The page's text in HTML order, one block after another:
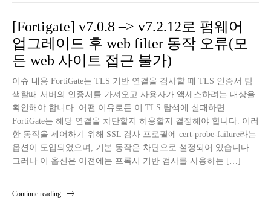
[Fortigate] v7.0.8 –> v7.2.12로 펌웨어
업그레이드 후 web filter 동작 오류(모
든 web 사이트 접근 불가)
이슈 내용 FortiGate는 TLS 기반 연결을 검사할 때 TLS 인증서 탐
색할때 서버의 인증서를 가져오고 사용자가 액세스하려는 대상을
확인해야 합니다. 어떤 이유로든 이 TLS 탐색에 실패하면
FortiGate는 해당 연결을 차단할지 허용할지 결정해야 합니다. 이러
한 동작을 제어하기 위해 SSL 검사 프로필에 cert-probe-failure라는
옵션이 도입되었으며, 기본 동작은 차단으로 설정되어 있습니다.
그러나 이 옵션은 이전에는 프록시 기반 검사를 사용하는 […]
Continue reading